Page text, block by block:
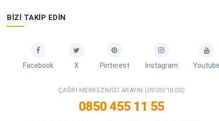
BIZI TAKIP EDIN
Facebook X Pinterest Instagram
ÇAĞRI MERKEZIMIZI ARAYIN (09:00/18:00)
0850 455 11 55